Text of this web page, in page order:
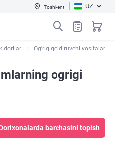
Toshkent UZ
dorilar Og'riq qoldiruvchi vositalar
ogrigi
Dorixonalarda barchasini topish